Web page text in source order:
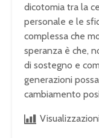
dicotomia tra la
personale e le
complessa che
speranza è che,
di sostegno e
generazioni
cambiamento